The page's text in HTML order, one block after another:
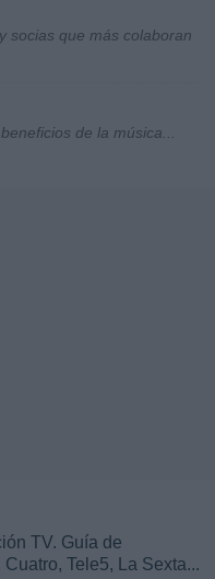
socias que más colaboran
de la música...
TV. Guía de
Tele5, La Sexta...